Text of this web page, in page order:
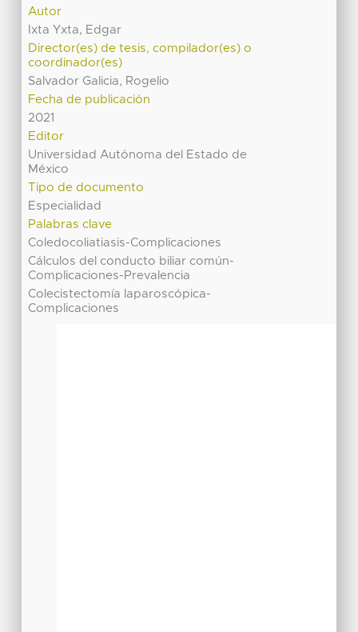
Autor
Ixta Yxta, Edgar
Director(es) de tesis, compilador(es) o
coordinador(es)
Salvador Galicia, Rogelio
Fecha de publicación
2021
Editor
Universidad Autónoma del Estado de
México
Tipo de documento
Especialidad
Palabras clave
Coledocoliatiasis-Complicaciones
Cálculos del conducto biliar común-
Complicaciones-Prevalencia
Colecistectomía laparoscópica-
Complicaciones